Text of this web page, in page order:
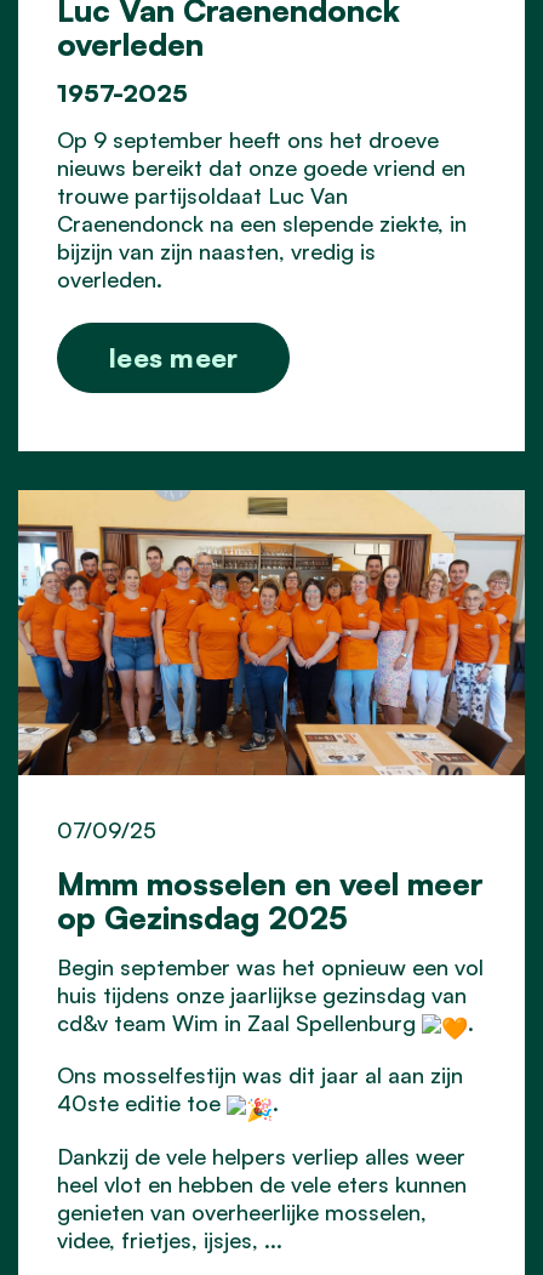
Luc Van Craenendonck
overleden
1957-2025
Op 9 september heeft ons het droeve
nieuws bereikt dat onze goede vriend en
trouwe partijsoldaat Luc Van
Craenendonck na een slepende ziekte, in
bijzijn van zijn naasten, vredig is
overleden.
lees meer
Mmm mosselen en veel meer
op Gezinsdag 2025
07/09/25
Begin september was het opnieuw een vol
huis tijdens onze jaarlijkse gezinsdag van
cd&v team Wim in Zaal Spellenburg
.
Ons mosselfestijn was dit jaar al aan zijn
40ste editie toe
.
Dankzij de vele helpers verliep alles weer
heel vlot en hebben de vele eters kunnen
genieten van overheerlijke mosselen,
videe, frietjes, ijsjes, ...